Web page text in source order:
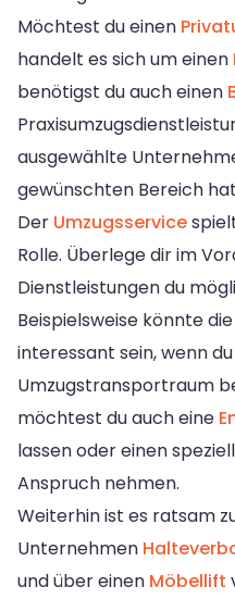
Möchtest du einen
handelt es sich um einen
benötigst du auch einen
ausgewählte
gewünschten Bereich
Der Umzugsservice
Rolle. Überlege dir im
Dienstleistungen du
Beispielsweise könnte
interessant sein, wenn
Umzugstransportraum
möchtest du auch eine
lassen oder einen
Anspruch nehmen.
Weiterhin ist es ratsam
Unternehmen
und über einen Möbellift